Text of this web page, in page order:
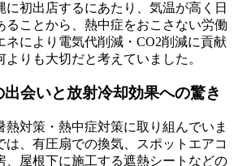
に初出店するにあたり、気温が高く日
ることから、熱中症をおこさない労働
ネにより電気代削減・CO2削減に貢献
りも大切だと考えていました。
会いと放射冷却効果への驚き
熱対策・熱中症対策に取り組んでいま
は、有圧扇での換気、スポットエアコ
、屋根下に施工する遮熱シートなどの